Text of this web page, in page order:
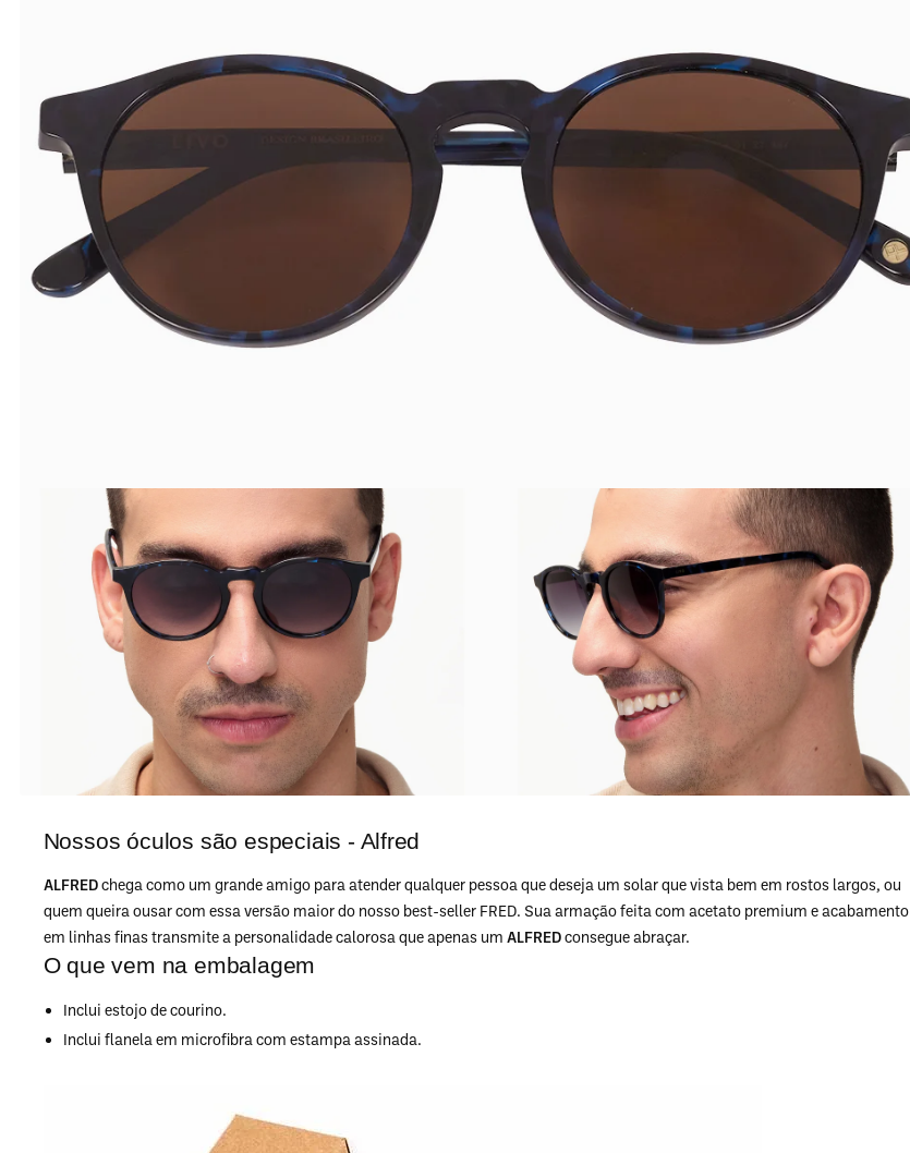
Nossos óculos são especiais - Alfred
ALFREDchega como um grande amigo para atender qualquer pessoa que deseja um solar que vista bem em rostos largos, ou
quem queira ousar com essa versão maior do nosso best-seller FRED. Sua armação feita com acetato premium e acabamento
em linhas finas transmite a personalidade calorosa que apenas um ALFREDconsegue abraçar.
O que vem na embalagem
Inclui estojo de courino.
Inclui flanela em microfibra com estampa assinada.